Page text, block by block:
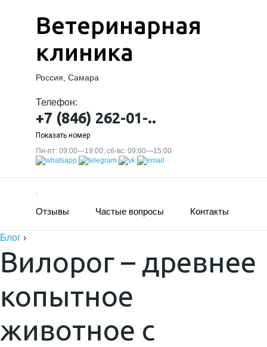
Ветеринарная
клиника
Россия, Самара
Телефон:
+7 (846) 262-01-..
Показать номер
Пн-пт: 09:00—19:00; сб-вс: 09:00—15:00
Отзывы Частые вопросы Контакты
Блог ›
Вилорог – древнее
копытное
животное с